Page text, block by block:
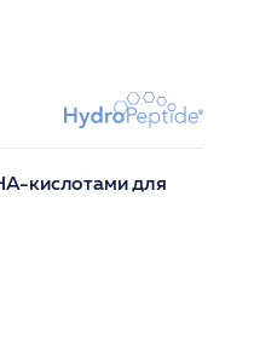
кислотами для